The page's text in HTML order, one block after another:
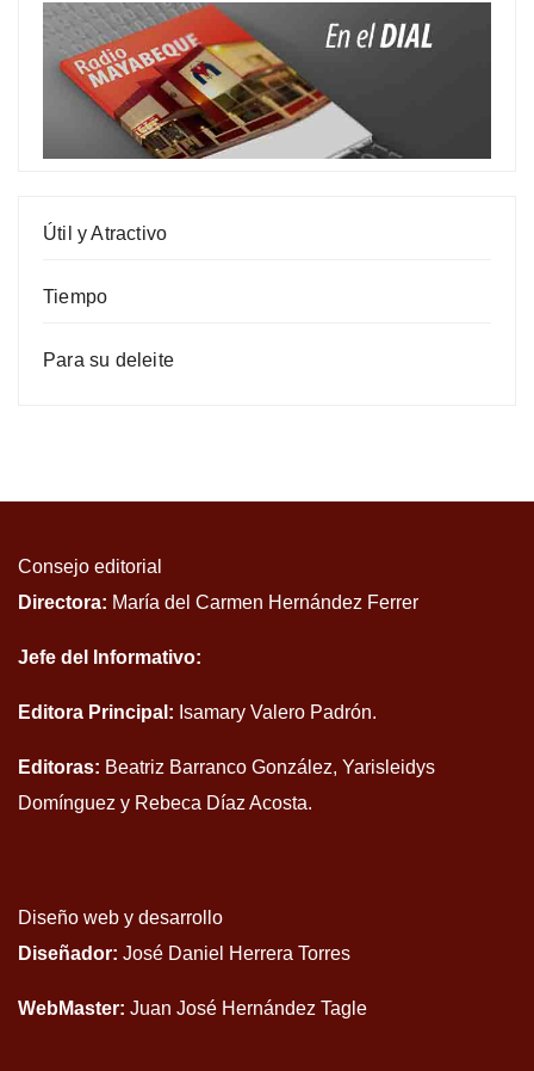
Útil y Atractivo
Tiempo
Para su deleite
Consejo editorial
Directora: María del Carmen Hernández Ferrer
Jefe del Informativo:
Editora Principal: Isamary Valero Padrón.
Editoras: Beatriz Barranco González, Yarisleidys
Domínguez y Rebeca Díaz Acosta.
Diseño web y desarrollo
Diseñador: José Daniel Herrera Torres
WebMaster: Juan José Hernández Tagle